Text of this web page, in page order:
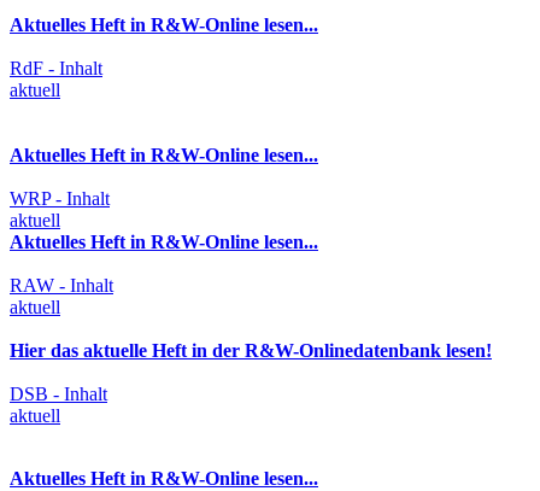
Aktuelles Heft in R&W-Online lesen...
RdF - Inhalt
aktuell
Aktuelles Heft in R&W-Online lesen...
WRP - Inhalt
aktuell
Aktuelles Heft in R&W-Online lesen...
RAW - Inhalt
aktuell
Hier das aktuelle Heft in der R&W-Onlinedatenbank lesen!
DSB - Inhalt
aktuell
Aktuelles Heft in R&W-Online lesen...